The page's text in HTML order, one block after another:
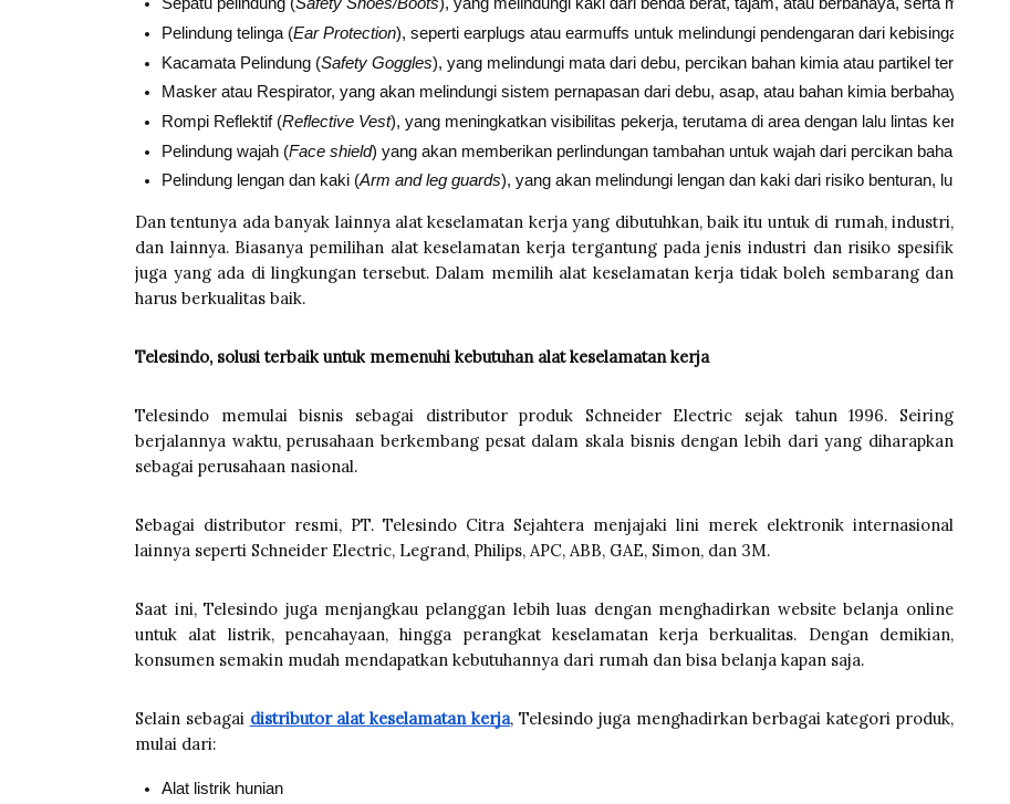
Sepatu pelindung (Safety Shoes/Boots), yang melindungi kaki dari benda berat, tajam, atau berbahaya, serta memberi
Pelindung telinga (Ear Protection), seperti earplugs atau earmuffs untuk melindungi pendengaran dari kebisingan
Kacamata Pelindung (Safety Goggles), yang melindungi mata dari debu, percikan bahan kimia atau partikel terbang.
Masker atau Respirator, yang akan melindungi sistem pernapasan dari debu, asap, atau bahan kimia berbahaya.
Rompi Reflektif (Reflective Vest), yang meningkatkan visibilitas pekerja, terutama di area dengan lalu lintas kendaraan
Pelindung wajah (Face shield) yang akan memberikan perlindungan tambahan untuk wajah dari percikan bahan kimia,
Pelindung lengan dan kaki (Arm and leg guards), yang akan melindungi lengan dan kaki dari risiko benturan, luka dan
Dan tentunya ada banyak lainnya alat keselamatan kerja yang dibutuhkan, baik itu untuk di rumah, industri,
dan lainnya. Biasanya pemilihan alat keselamatan kerja tergantung pada jenis industri dan risiko spesifik
juga yang ada di lingkungan tersebut. Dalam memilih alat keselamatan kerja tidak boleh sembarang dan
harus berkualitas baik.
Telesindo, solusi terbaik untuk memenuhi kebutuhan alat keselamatan kerja
Telesindo memulai bisnis sebagai distributor produk Schneider Electric sejak tahun 1996. Seiring
berjalannya waktu, perusahaan berkembang pesat dalam skala bisnis dengan lebih dari yang diharapkan
sebagai perusahaan nasional.
Sebagai distributor resmi, PT. Telesindo Citra Sejahtera menjajaki lini merek elektronik internasional
lainnya seperti Schneider Electric, Legrand, Philips, APC, ABB, GAE, Simon, dan 3M.
Saat ini, Telesindo juga menjangkau pelanggan lebih luas dengan menghadirkan website belanja online
untuk alat listrik, pencahayaan, hingga perangkat keselamatan kerja berkualitas. Dengan demikian,
konsumen semakin mudah mendapatkan kebutuhannya dari rumah dan bisa belanja kapan saja.
Selain sebagai distributor alat keselamatan kerja, Telesindo juga menghadirkan berbagai kategori produk,
mulai dari:
Alat listrik hunian